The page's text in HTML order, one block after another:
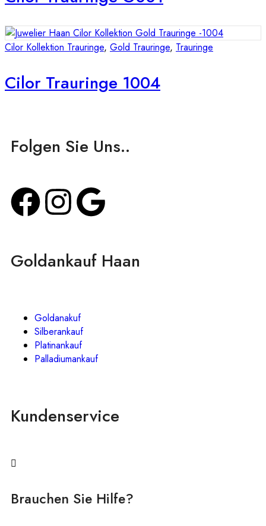
Cilor Kollektion Trauringe, Gold Trauringe, Trauringe
Cilor Trauringe 1004
Folgen Sie Uns..
Goldankauf Haan
Goldanakuf
Silberankauf
Platinankauf
Palladiumankauf
Kundenservice
Brauchen Sie Hilfe?